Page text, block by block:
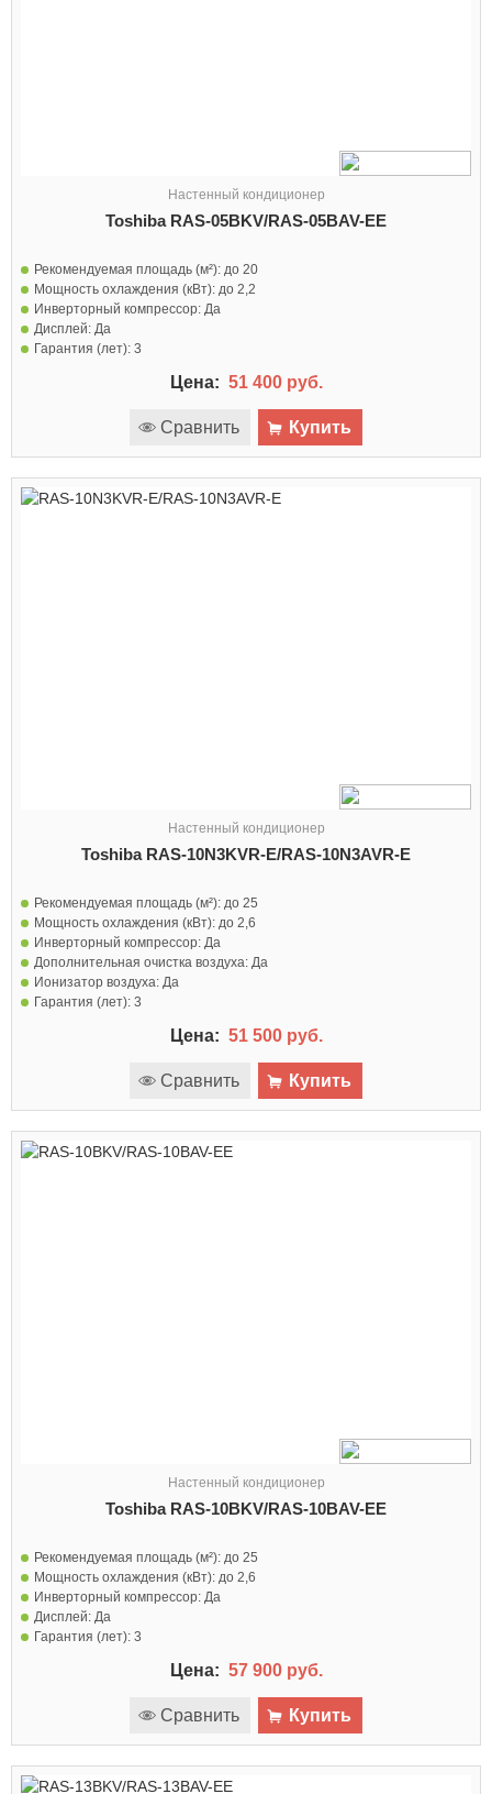
Настенный кондиционер
Toshiba RAS-05BKV/RAS-05BAV-EE
Рекомендуемая площадь (м²): до 20
Мощность охлаждения (кВт): до 2,2
Инверторный компрессор: Да
Дисплей: Да
Гарантия (лет): 3
Цена: 51 400 руб.
Сравнить Купить
Настенный кондиционер
Toshiba RAS-10N3KVR-E/RAS-10N3AVR-E
Рекомендуемая площадь (м²): до 25
Мощность охлаждения (кВт): до 2,6
Инверторный компрессор: Да
Дополнительная очистка воздуха: Да
Ионизатор воздуха: Да
Гарантия (лет): 3
Цена: 51 500 руб.
Сравнить Купить
Настенный кондиционер
Toshiba RAS-10BKV/RAS-10BAV-EE
Рекомендуемая площадь (м²): до 25
Мощность охлаждения (кВт): до 2,6
Инверторный компрессор: Да
Дисплей: Да
Гарантия (лет): 3
Цена: 57 900 руб.
Сравнить Купить